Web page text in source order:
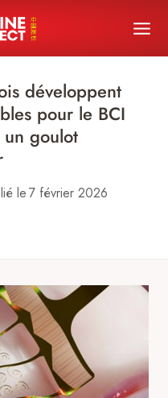
développent
pour le BCI
goulot
le7 février 2026